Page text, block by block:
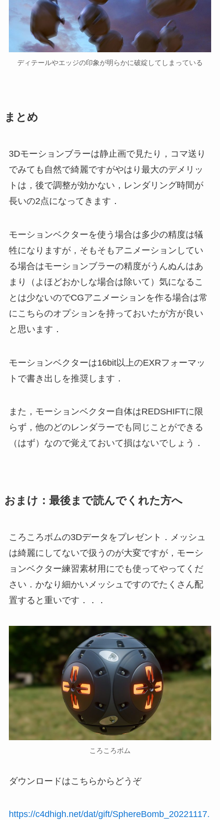
ディテールやエッジの印象が明らかに破綻してしまっている
まとめ
3Dモーションブラーは静止画で見たり，コマ送り
でみても自然で綺麗ですがやはり最大のデメリッ
トは，後で調整が効かない，レンダリング時間が
長いの2点になってきます．
モーションベクターを使う場合は多少の精度は犠
牲になりますが，そもそもアニメーションしてい
る場合はモーションブラーの精度がうんぬんはあ
まり（よほどおかしな場合は除いて）気になるこ
とは少ないのでCGアニメーションを作る場合は常
にこちらのオプションを持っておいたが方が良い
と思います．
モーションベクターは16bit以上のEXRフォーマッ
トで書き出しを推奨します．
また，モーションベクター自体はREDSHIFTに限
らず，他のどのレンダラーでも同じことができる
（はず）なので覚えておいて損はないでしょう．
おまけ：最後まで読んでくれた方へ
ころころボムの3Dデータをプレゼント．メッシュ
は綺麗にしてないで扱うのが大変ですが，モーシ
ョンベクター練習素材用にでも使ってやってくだ
さい．かなり細かいメッシュですのでたくさん配
置すると重いです．．．
ころころボム
ダウンロードはこちらからどうぞ
https://c4dhigh.net/dat/gift/SphereBomb_20221117.